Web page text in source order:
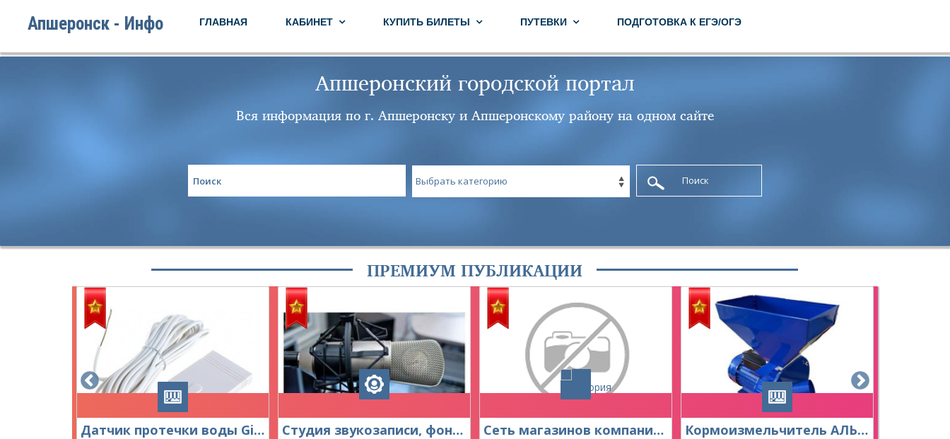
Апшеронск - Инфо ГЛАВНАЯ КАБИНЕТ КУПИТЬ БИЛЕТЫ ПУТЕВКИ ПОДГОТОВКА К ЕГЭ/ОГЭ
Апшеронский городской портал
Вся информация по г. Апшеронску и Апшеронскому району на одном сайте
Поиск
ПРЕМИУМ ПУБЛИКАЦИИ
Датчик протечки воды Gidrolock WSP 3 метра
Студия звукозаписи, фоновый вокал Сеть магазинов компании «Сангаз». Филиал в Апшеронске.
Кормоизмельчитель АЛЬКОР-3 зерно, кукуруза КОРМ3